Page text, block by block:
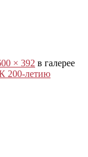
× 392 в галерее
200-летию